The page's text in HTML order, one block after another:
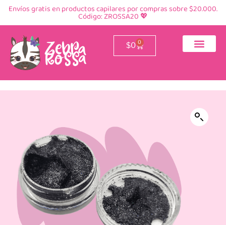
Envíos gratis en productos capilares por compras sobre $20.000.
Código: ZROSSA20 💖
$0 0